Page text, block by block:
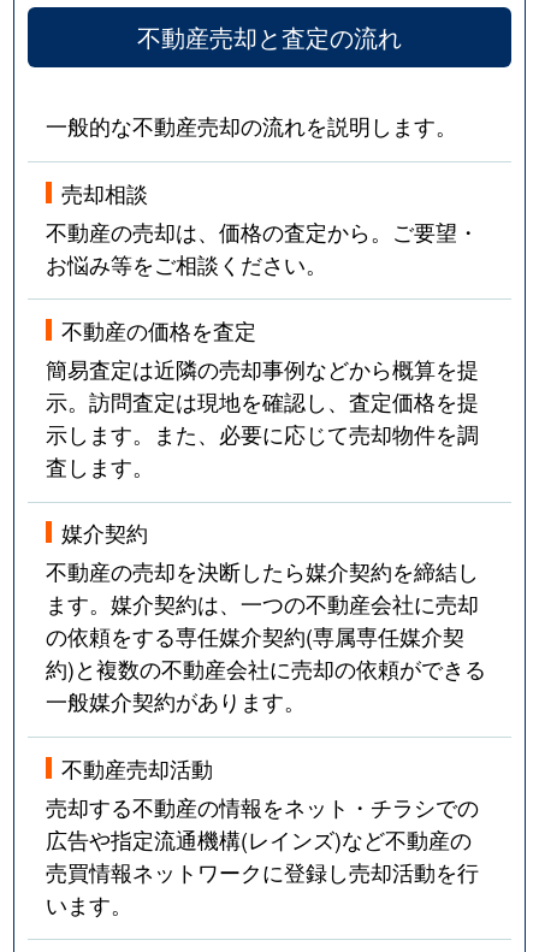
不動産売却と査定の流れ
一般的な不動産売却の流れを説明します。
売却相談
不動産の売却は、価格の査定から。ご要望・
お悩み等をご相談ください。
不動産の価格を査定
簡易査定は近隣の売却事例などから概算を提
示。訪問査定は現地を確認し、査定価格を提
示します。また、必要に応じて売却物件を調
査します。
媒介契約
不動産の売却を決断したら媒介契約を締結し
ます。媒介契約は、一つの不動産会社に売却
の依頼をする専任媒介契約(専属専任媒介契
約)と複数の不動産会社に売却の依頼ができる
一般媒介契約があります。
不動産売却活動
売却する不動産の情報をネット・チラシでの
広告や指定流通機構(レインズ)など不動産の
売買情報ネットワークに登録し売却活動を行
います。